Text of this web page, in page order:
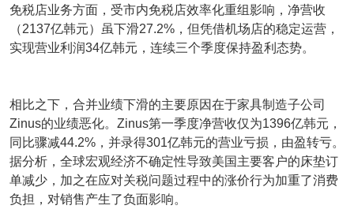
免税店业务方面，受市内免税店效率化重组影响，净营收
（2137亿韩元）虽下滑27.2%，但凭借机场店的稳定运营，
实现营业利润34亿韩元，连续三个季度保持盈利态势。
相比之下，合并业绩下滑的主要原因在于家具制造子公司
Zinus的业绩恶化。Zinus第一季度净营收仅为1396亿韩元，
同比骤减44.2%，并录得301亿韩元的营业亏损，由盈转亏。
据分析，全球宏观经济不确定性导致美国主要客户的床垫订
单减少，加之在应对关税问题过程中的涨价行为加重了消费
负担，对销售产生了负面影响。